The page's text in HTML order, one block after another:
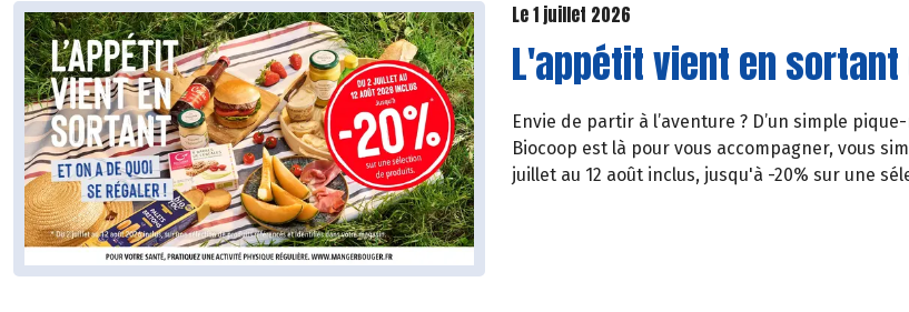
Le 1 juillet 2026
L'appétit vient en
Envie de partir à l’aventure ? D’un simple
Biocoop est là pour vous accompagner, vous
juillet au 12 août inclus, jusqu'à -20% sur une